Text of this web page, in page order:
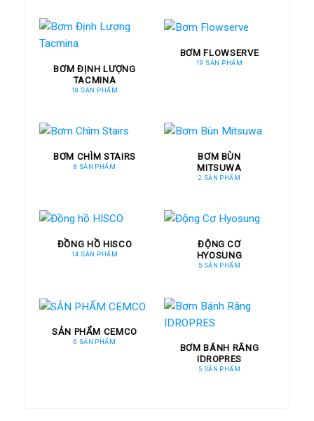
BƠM ĐỊNH LƯỢNG
TACMINA
18 SẢN PHẨM
BƠM FLOWSERVE
19 SẢN PHẨM
BƠM CHÌM STAIRS
8 SẢN PHẨM
BƠM BÙN
MITSUWA
2 SẢN PHẨM
ĐỒNG HỒ HISCO
14 SẢN PHẨM
ĐỘNG CƠ
HYOSUNG
5 SẢN PHẨM
SẢN PHẨM CEMCO
6 SẢN PHẨM
BƠM BÁNH RĂNG
IDROPRES
5 SẢN PHẨM